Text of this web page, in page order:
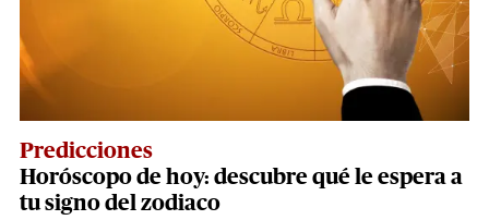
Predicciones
Horóscopo de hoy: descubre qué le espera a
tu signo del zodiaco